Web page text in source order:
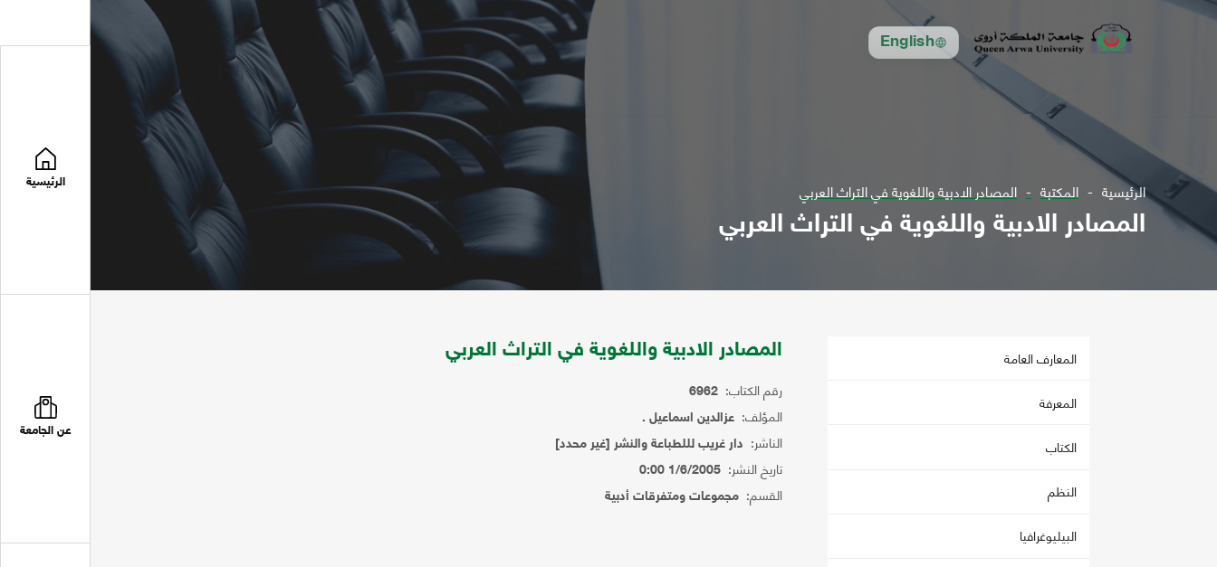
English
الرئيسية
عن الجامعة
الرئيسية المكتبة المصادر الادبية واللغوية في التراث العربي
المصادر الادبية واللغوية في التراث العربي
المعارف العامة
المعرفة
الكتاب
النظم
البيليوغرافيا
المصادر الادبية واللغوية في التراث العربي
رقم الكتاب: 6962
المؤلف: عزالدين اسماعيل .
الناشر: دار غريب لللطباعة والنشر [غير محدد]
تاريخ النشر: 1/6/2005 0:00
القسم: مجموعات ومتفرقات أدبية